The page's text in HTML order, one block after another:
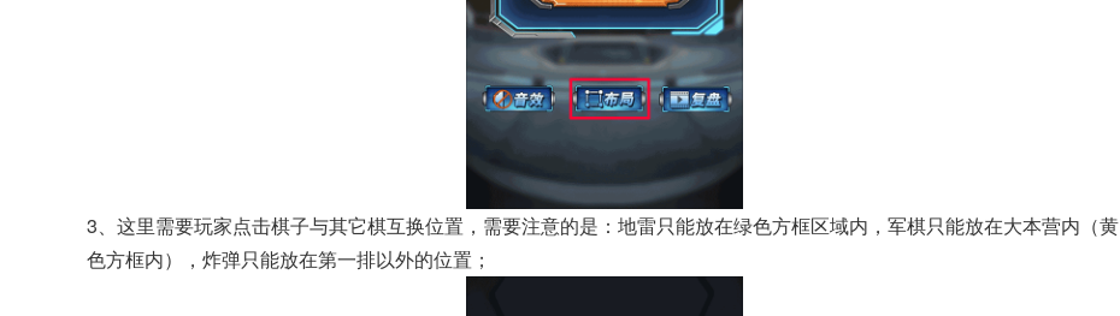
3、这里需要玩家点击棋子与其它棋互换位置，需要注意的是：地雷只能放在绿色方框区域内，军棋只能放在大本营内（黄
色方框内），炸弹只能放在第一排以外的位置；